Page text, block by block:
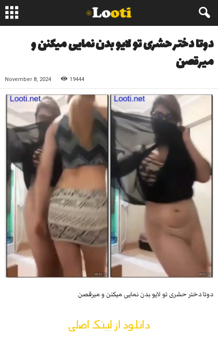
دوتا دختر حشری تو لایو بدن نمایی میکنن و
میرقصن
November 8, 2024 19444
دوتا دختر حشری تو لایو بدن نمایی میکنن و میرقصن
دانلود از لینک اصلی